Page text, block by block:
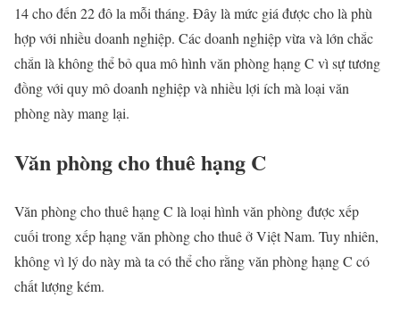
14 cho đến 22 đô la mỗi tháng. Đây là mức giá được cho là phù
hợp với nhiều doanh nghiệp. Các doanh nghiệp vừa và lớn chắc
chắn là không thể bỏ qua mô hình văn phòng hạng C vì sự tương
đồng với quy mô doanh nghiệp và nhiều lợi ích mà loại văn
phòng này mang lại.
Văn phòng cho thuê hạng C
Văn phòng cho thuê hạng C là loại hình văn phòng được xếp
cuối trong xếp hạng văn phòng cho thuê ở Việt Nam. Tuy nhiên,
không vì lý do này mà ta có thể cho rằng văn phòng hạng C có
chất lượng kém.